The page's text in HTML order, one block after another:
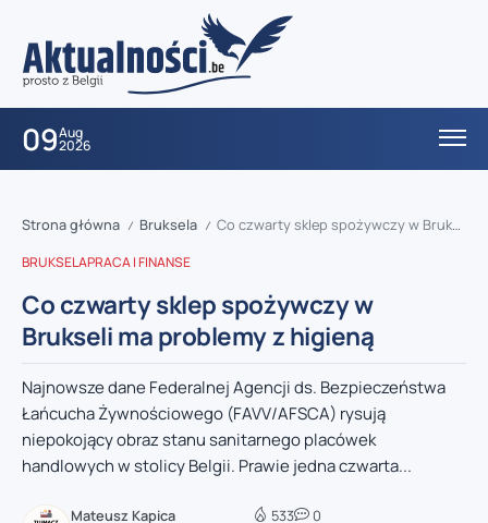
09Aug
2026
Strona główna / Bruksela / Co czwarty sklep spożywczy w Brukseli ma problemy z higieną
BRUKSELAPRACA I FINANSE
Co czwarty sklep spożywczy w
Brukseli ma problemy z higieną
Najnowsze dane Federalnej Agencji ds. Bezpieczeństwa
Łańcucha Żywnościowego (FAVV/AFSCA) rysują
niepokojący obraz stanu sanitarnego placówek
handlowych w stolicy Belgii. Prawie jedna czwarta...
Mateusz Kapica
533 0